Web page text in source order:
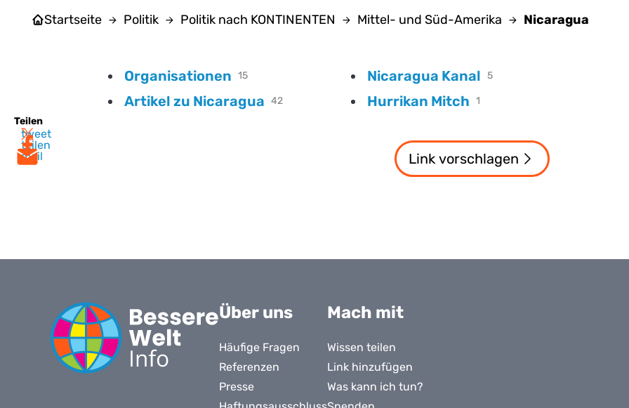
Teilen
tweet
teilen
mail
Startseite Politik Politik nach KONTINENTEN Mittel- und Süd-Amerika Nicaragua
Organisationen 15
Artikel zu Nicaragua 42
Nicaragua Kanal 5
Hurrikan Mitch 1
Link vorschlagen
Über uns
Häufige Fragen
Referenzen
Presse
Mach mit
Wissen teilen
Link hinzufügen
Was kann ich tun?